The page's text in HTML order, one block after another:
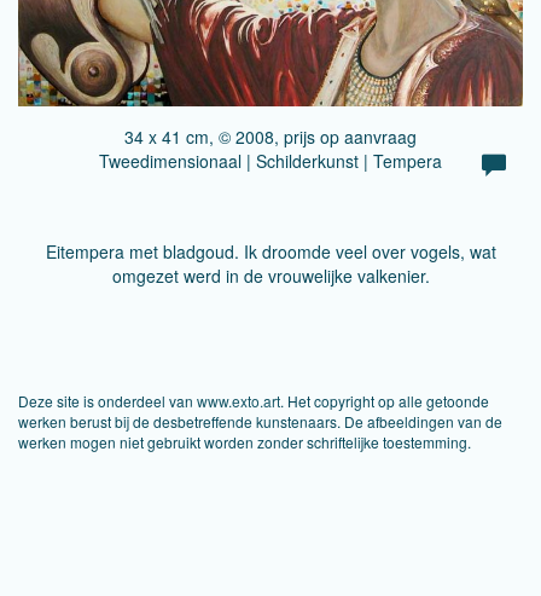
34 x 41 cm, © 2008, prijs op aanvraag
Tweedimensionaal | Schilderkunst | Tempera
Eitempera met bladgoud. Ik droomde veel over vogels, wat
omgezet werd in de vrouwelijke valkenier.
Deze site is onderdeel van www.exto.art. Het copyright op alle getoonde
werken berust bij de desbetreffende kunstenaars. De afbeeldingen van de
werken mogen niet gebruikt worden zonder schriftelijke toestemming.